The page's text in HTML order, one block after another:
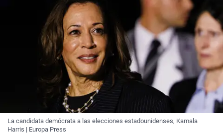
La candidata demócrata a las elecciones estadounidenses, Kamala
Harris | Europa Press